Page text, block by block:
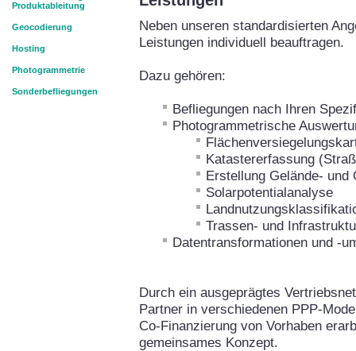
Produktableitung
Geocodierung
Hosting
Photogrammetrie
Sonderbefliegungen
Neben unseren standardisierten
Leistungen individuell beauftragen.
Dazu gehören:
Befliegungen nach Ihren
Photogrammetrische
Katastererfassung
Erstellung Gelände- und
Solarpotentialanalyse
Trassen- und
Datentransformationen und -
Durch ein ausgeprägtes
Partner in verschiedenen PPP-
Co-Finanzierung von Vorhaben
gemeinsames Konzept.